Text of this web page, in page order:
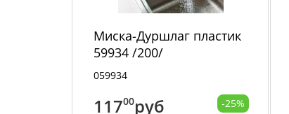
Миска-Дуршлаг пластик
59934 /200/
059934
11700руб
-25%